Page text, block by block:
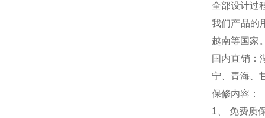
全部设计过
我们产品的
越南等国家
国内直销：
宁、青海、
保修内容：
1 、 免费